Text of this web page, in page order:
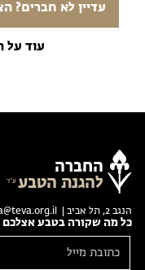
עדיין לא חברים?
עוד על
החברה
להגנת הטבע
הנגב 2, תל אביב |
כל מה שקורה בטבע אצלכם